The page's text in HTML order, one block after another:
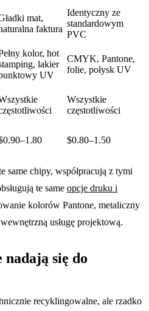
mat,
faktura
Identyczny ze
standardowym
PVC
kolor, hot
lakier
UV
CMYK, Pantone,
folie, połysk UV
Wszystkie
częstotliwości
$0.80–1.50
same chipy, współpracują z tymi
te same opcje druku i
kolorów Pantone, metaliczny
usługę projektową.
się do
recyklingowalne, ale rzadko